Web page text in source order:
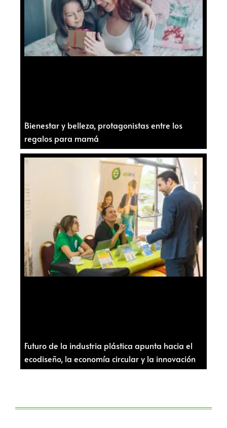
Bienestar y belleza, protagonistas entre los
regalos para mamá
Futuro de la industria plástica apunta hacia el
ecodiseño, la economía circular y la innovación